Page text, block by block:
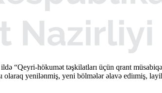
“Qeyri-hökumət təşkilatları üçün qrant
olaraq yenilənmiş, yeni bölmələr əlavə ediımiş,